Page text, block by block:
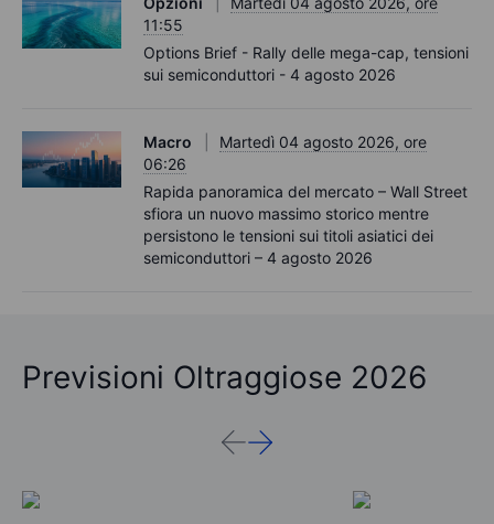
11:55
Options Brief - Rally delle mega-cap, tensioni
sui semiconduttori - 4 agosto 2026
Macro
Martedì 04 agosto 2026, ore
06:26
Rapida panoramica del mercato – Wall Street
sfiora un nuovo massimo storico mentre
persistono le tensioni sui titoli asiatici dei
semiconduttori – 4 agosto 2026
Previsioni Oltraggiose 2026